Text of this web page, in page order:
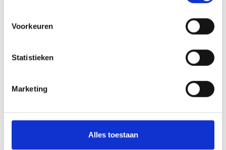
Voorkeuren
Statistieken
Marketing
Alles toestaan